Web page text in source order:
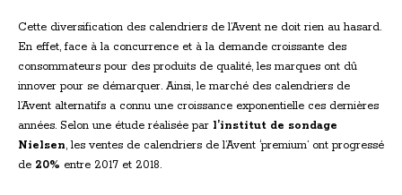
Cette diversification des calendriers de l’Avent ne doit rien au hasard.
En effet, face à la concurrence et à la demande croissante des
consommateurs pour des produits de qualité, les marques ont dû
innover pour se démarquer. Ainsi, le marché des calendriers de
l’Avent alternatifs a connu une croissance exponentielle ces dernières
années. Selon une étude réalisée par l’institut de sondage
Nielsen, les ventes de calendriers de l’Avent ‘premium’ ont progressé
de 20% entre 2017 et 2018.